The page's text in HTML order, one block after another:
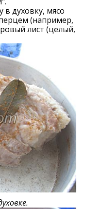
духовку, мясо
(например,
лист (целый,